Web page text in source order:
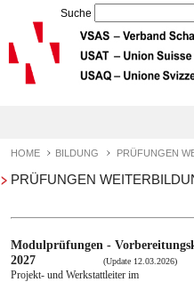
Suche
Agenda
Qualitäts-Label VSAS
Verband
Bildung
HOME BILDUNG PRÜFUNGEN
PRÜFUNGEN
Modulprüfungen -
2027
(Update 12.03.2026)
Projekt- und Werkstattleiter im